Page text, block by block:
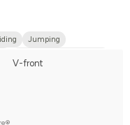
Jumping
V-front